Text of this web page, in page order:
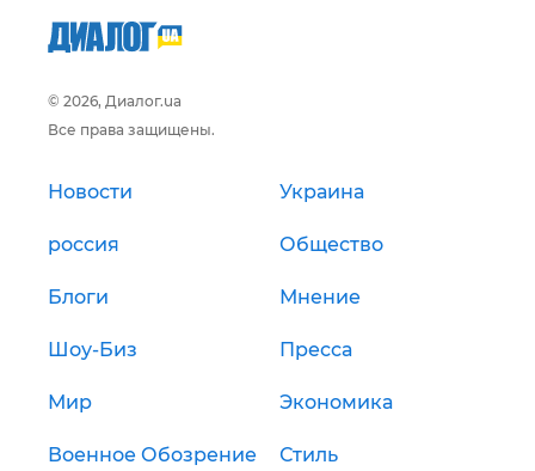
© 2026, Диалог.ua
Все права защищены.
Новости Украина
россия Общество
Блоги Мнение
Шоу-Биз Пресса
Мир Экономика
Военное Обозрение Стиль